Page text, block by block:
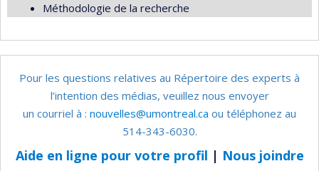
Méthodologie de la recherche
Pour les questions relatives au Répertoire des experts à
l’intention des médias, veuillez nous envoyer
un courriel à : nouvelles@umontreal.ca ou téléphonez au
514-343-6030.
Aide en ligne pour votre profil | Nous joindre